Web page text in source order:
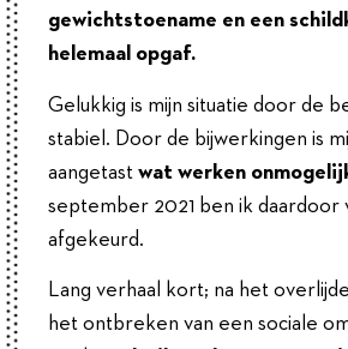
gewichtstoename en een
helemaal opgaf.
Gelukkig is mijn situatie door de
stabiel. Door de bijwerkingen is
aangetast wat werken
september 2021 ben ik daardoor
afgekeurd.
Lang verhaal kort; na het
het ontbreken van een sociale